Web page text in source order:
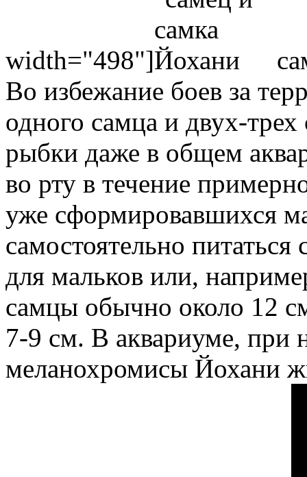
width="498"]
Во избежание боев за
одного самца и двух-
рыбки даже в общем
во рту в течение
уже сформировавшихся
самостоятельно
для мальков или,
самцы обычно около 12
7-9 см. В аквариуме, при
меланохромисы Йохани